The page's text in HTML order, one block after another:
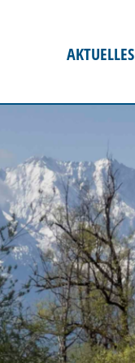
AKTUELLES